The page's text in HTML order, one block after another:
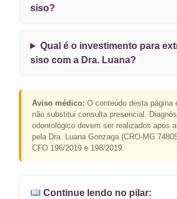
siso?
Qual é o investimento para
siso com a Dra. Luana?
Aviso médico: O conteúdo desta página
não substitui consulta presencial.
odontológico devem ser realizados após
pela Dra. Luana Gonzaga (CRO-MG
CFO 196/2019 e 198/2019.
Continue lendo no pilar: